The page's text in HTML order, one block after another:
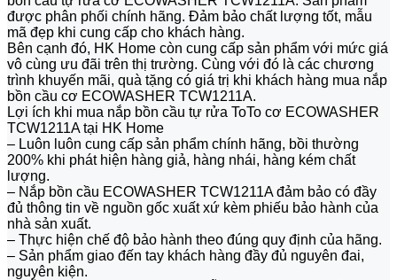
được phân phối chính hãng. Đảm bảo chất lượng tốt, mẫu
mã đẹp khi cung cấp cho khách hàng.
Bên cạnh đó, HK Home còn cung cấp sản phẩm với mức giá
vô cùng ưu đãi trên thị trường. Cùng với đó là các chương
trình khuyến mãi, quà tặng có giá trị khi khách hàng mua nắp
bồn cầu cơ ECOWASHER TCW1211A.
Lợi ích khi mua nắp bồn cầu tự rửa ToTo cơ ECOWASHER
TCW1211A tại HK Home
– Luôn luôn cung cấp sản phẩm chính hãng, bồi thường
200% khi phát hiện hàng giả, hàng nhái, hàng kém chất
lượng.
– Nắp bồn cầu ECOWASHER TCW1211A đảm bảo có đầy
đủ thông tin về nguồn gốc xuất xứ kèm phiếu bảo hành của
nhà sản xuất.
– Thực hiện chế độ bảo hành theo đúng quy định của hãng.
– Sản phẩm giao đến tay khách hàng đầy đủ nguyên đai,
nguyên kiện.